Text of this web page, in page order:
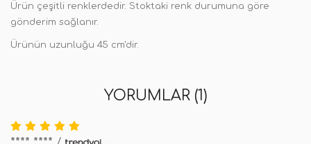
Ürün çeşitli renklerdedir. Stoktaki renk durumuna göre
gönderim sağlanır.
Ürünün uzunluğu 45 cm'dir.
YORUMLAR (1)